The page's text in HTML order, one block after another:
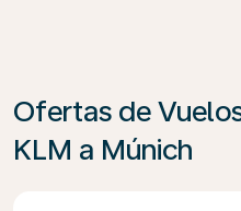
Ofertas de
KLM a Múnich